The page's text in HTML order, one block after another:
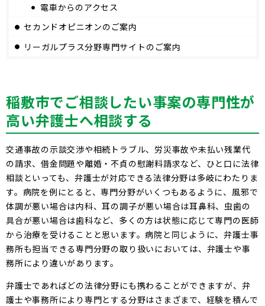
電車からのアクセス
セカンドオピニオンのご案内
リーガルプラス分野専門サイトのご案内
稲敷市でご相談したい事案の専門性が
高い弁護士へ相談する
交通事故の示談交渉や相続トラブル、労災事故や未払い残業代
の請求、借金問題や離婚・不貞の慰謝料請求など、ひと口に法律
相談といっても、弁護士が対応できる法律分野は多岐にわたりま
す。病院を例にとると、専門分野がいくつもあるように、風邪で
体調が悪い場合は内科、耳の調子が悪い場合は耳鼻科、虫歯の
具合が悪い場合は歯科など、多くの方は状態に応じて専門の医師
から治療を受けることと思います。病院と同じように、弁護士事
務所も担当できる専門分野の取り扱いにおいては、弁護士や事
務所により違いがあります。
弁護士であればどの法律分野にも携わることができますが、弁
護士や事務所により専門とする分野はさまざまで、経験を積んで